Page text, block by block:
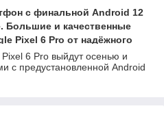
с финальной Android 12
Большие и качественные
Pixel 6 Pro от надёжного
6 Pro выйдут осенью и
с предустановленной Android